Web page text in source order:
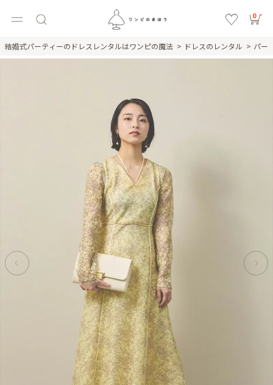
0
結婚式パーティーのドレスレンタルはワンピの魔法 ドレスのレンタル パー